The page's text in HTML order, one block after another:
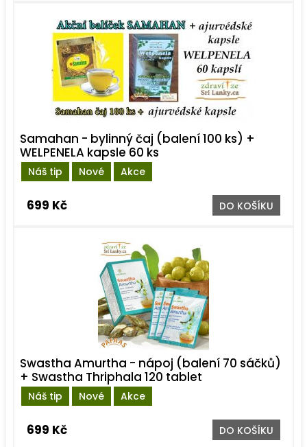
Náš tip Nové Akce
Samahan - bylinný čaj (balení 100 ks) +
WELPENELA kapsle 60 ks
699 Kč DO KOŠÍKU
Náš tip Nové Akce
Swastha Amurtha - nápoj (balení 70 sáčků)
+ Swastha Thriphala 120 tablet
699 Kč DO KOŠÍKU